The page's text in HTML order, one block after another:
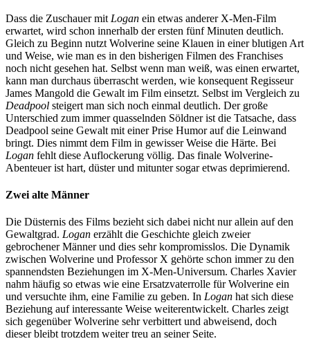
Dass die Zuschauer mit Logan ein etwas anderer X-Men-Film
erwartet, wird schon innerhalb der ersten fünf Minuten deutlich.
Gleich zu Beginn nutzt Wolverine seine Klauen in einer blutigen Art
und Weise, wie man es in den bisherigen Filmen des Franchises
noch nicht gesehen hat. Selbst wenn man weiß, was einen erwartet,
kann man durchaus überrascht werden, wie konsequent Regisseur
James Mangold die Gewalt im Film einsetzt. Selbst im Vergleich zu
Deadpool steigert man sich noch einmal deutlich. Der große
Unterschied zum immer quasselnden Söldner ist die Tatsache, dass
Deadpool seine Gewalt mit einer Prise Humor auf die Leinwand
bringt. Dies nimmt dem Film in gewisser Weise die Härte. Bei
Logan fehlt diese Auflockerung völlig. Das finale Wolverine-
Abenteuer ist hart, düster und mitunter sogar etwas deprimierend.
Zwei alte Männer
Die Düsternis des Films bezieht sich dabei nicht nur allein auf den
Gewaltgrad. Logan erzählt die Geschichte gleich zweier
gebrochener Männer und dies sehr kompromisslos. Die Dynamik
zwischen Wolverine und Professor X gehörte schon immer zu den
spannendsten Beziehungen im X-Men-Universum. Charles Xavier
nahm häufig so etwas wie eine Ersatzvaterrolle für Wolverine ein
und versuchte ihm, eine Familie zu geben. In Logan hat sich diese
Beziehung auf interessante Weise weiterentwickelt. Charles zeigt
sich gegenüber Wolverine sehr verbittert und abweisend, doch
dieser bleibt trotzdem weiter treu an seiner Seite.